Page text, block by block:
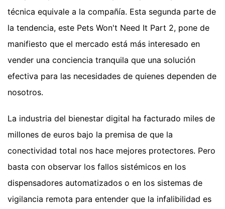
técnica equivale a la compañía. Esta segunda parte de
la tendencia, este Pets Won't Need It Part 2, pone de
manifiesto que el mercado está más interesado en
vender una conciencia tranquila que una solución
efectiva para las necesidades de quienes dependen de
nosotros.
La industria del bienestar digital ha facturado miles de
millones de euros bajo la premisa de que la
conectividad total nos hace mejores protectores. Pero
basta con observar los fallos sistémicos en los
dispensadores automatizados o en los sistemas de
vigilancia remota para entender que la infalibilidad es